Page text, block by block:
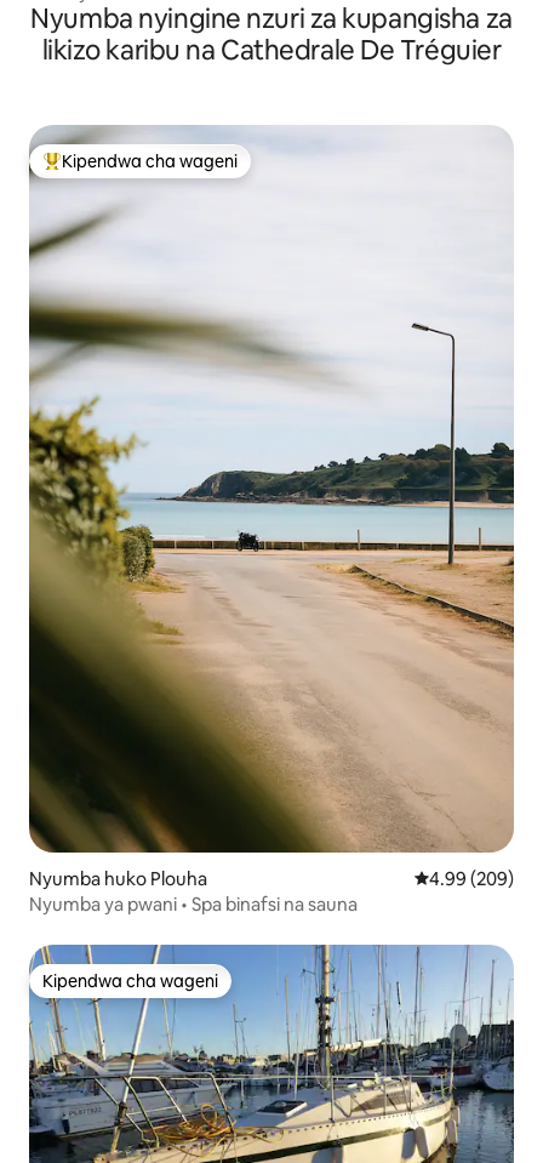
Nyumba nyingine nzuri za kupangisha za
likizo karibu na Cathedrale De Tréguier
Kipendwa maarufu cha wageni
Kipendwa cha wageni
Nyumba huko Plouha Ukadiriaji wa
4.99 (209)
Nyumba ya pwani • Spa binafsi na sauna
Kipendwa cha wageni
Kipendwa cha wageni